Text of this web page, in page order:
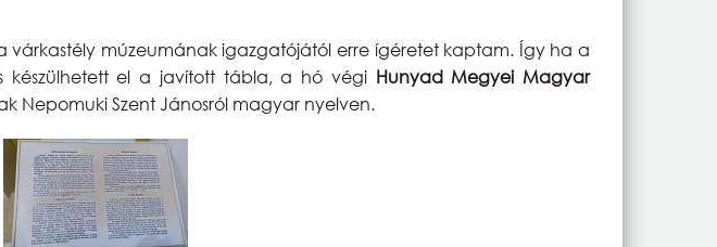
várkastély múzeumának igazgatójától erre ígéretet kaptam. Így ha a
készülhetett el a javított tábla, a hó végi Hunyad Megyei Magyar
Nepomuki Szent Jánosról magyar nyelven.